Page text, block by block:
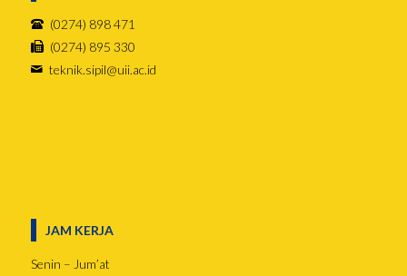
(0274) 898 471
(0274) 895 330
teknik.sipil@uii.ac.id
JAM KERJA
Senin – Jum’at